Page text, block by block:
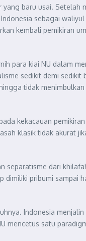
baru usai. Setelah
sebagai
kembali pemikiran
para kiai NU dalam
sedikit demi
tidak
kekacauan
klasik tidak akurat
dari
pribumi sampai
Indonesia
mencetus satu